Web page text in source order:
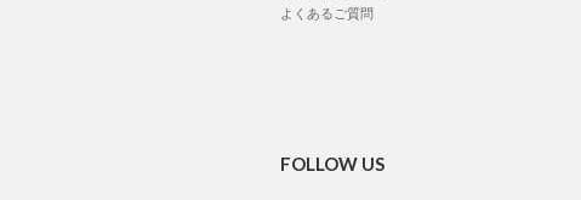
よくあるご質問
FOLLOW US